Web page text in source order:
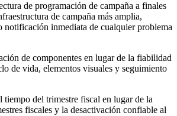
de programación de campaña a finales
de campaña más amplia,
notificación inmediata de cualquier problema
de componentes en lugar de la fiabilidad
de vida, elementos visuales y seguimiento
del trimestre fiscal en lugar de la
fiscales y la desactivación confiable al